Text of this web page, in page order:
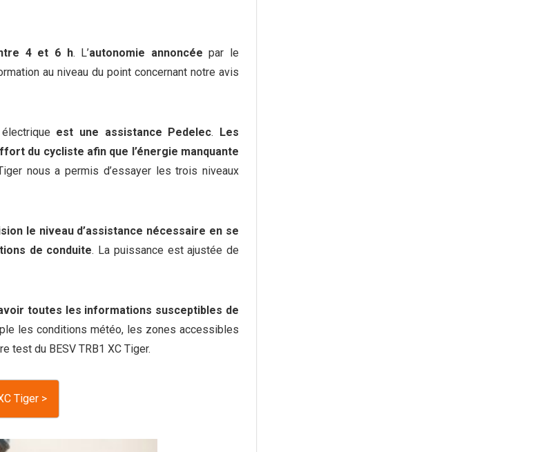
4 et 6 h. L’autonomie annoncéepar le
au niveau du point concernant notre avis
est une assistance Pedelec. Les
du cycliste afin que l’énergie manquante
nous a permis d’essayer les trois niveaux
le niveau d’assistance nécessaire en se
de conduite. La puissance est ajustée de
toutes les informations susceptibles de
les conditions météo, les zones accessibles
test du BESV TRB1 XC Tiger.
Tiger >